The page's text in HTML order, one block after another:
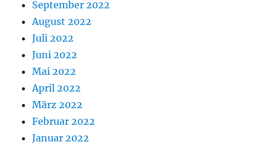
September 2022
August 2022
Juli 2022
Juni 2022
Mai 2022
April 2022
März 2022
Februar 2022
Januar 2022